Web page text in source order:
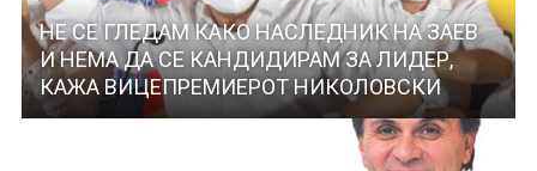
НЕ СЕ ГЛЕДАМ КАКО НАСЛЕДНИК НА ЗАЕВ
И НЕМА ДА СЕ КАНДИДИРАМ ЗА ЛИДЕР,
КАЖА ВИЦЕПРЕМИЕРОТ НИКОЛОВСКИ